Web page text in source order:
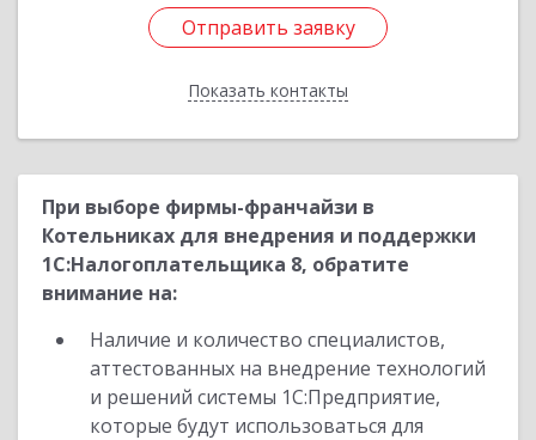
Отправить заявку
Показать контакты
Отправить заявку
Назад
При выборе фирмы-франчайзи в
Котельниках для внедрения и поддержки
1С:Налогоплательщика 8, обратите
внимание на:
Наличие и количество специалистов,
аттестованных на внедрение технологий
и решений системы 1С:Предприятие,
которые будут использоваться для